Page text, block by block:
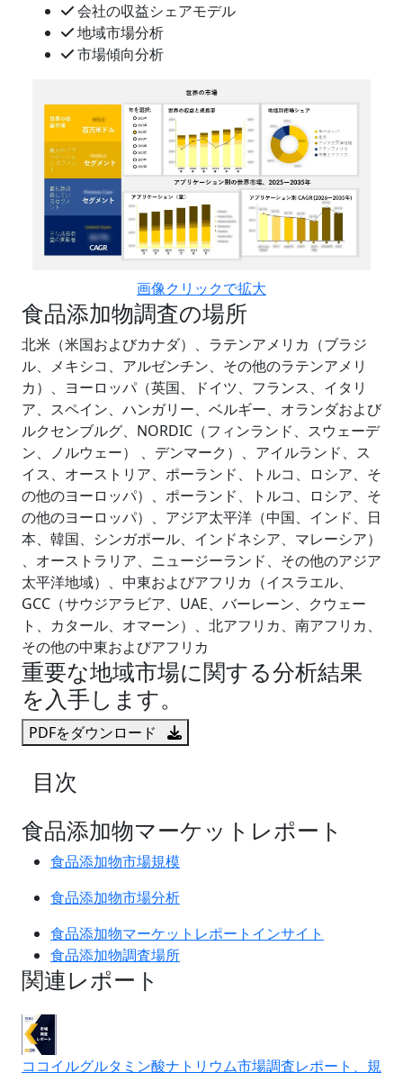
会社の収益シェアモデル
地域市場分析
市場傾向分析
画像クリックで拡大
食品添加物調査の場所
北米（米国およびカナダ）、ラテンアメリカ（ブラジ
ル、メキシコ、アルゼンチン、その他のラテンアメリ
カ）、ヨーロッパ（英国、ドイツ、フランス、イタリ
ア、スペイン、ハンガリー、ベルギー、オランダおよび
ルクセンブルグ、NORDIC（フィンランド、スウェーデ
ン、ノルウェー） 、デンマーク）、アイルランド、ス
イス、オーストリア、ポーランド、トルコ、ロシア、そ
の他のヨーロッパ）、ポーランド、トルコ、ロシア、そ
の他のヨーロッパ）、アジア太平洋（中国、インド、日
本、韓国、シンガポール、インドネシア、マレーシア）
、オーストラリア、ニュージーランド、その他のアジア
太平洋地域）、中東およびアフリカ（イスラエル、
GCC（サウジアラビア、UAE、バーレーン、クウェー
ト、カタール、オマーン）、北アフリカ、南アフリカ、
その他の中東およびアフリカ
重要な地域市場に関する分析結果
を入手します。
PDFをダウンロード
目次
食品添加物マーケットレポート
食品添加物市場規模
食品添加物市場分析
食品添加物マーケットレポートインサイト
食品添加物調査場所
関連レポート
ココイルグルタミン酸ナトリウム市場調査レポート、規